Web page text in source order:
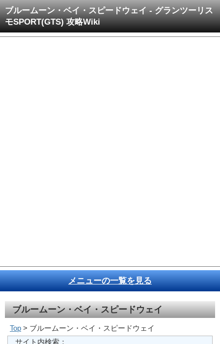
ブルームーン・ベイ・スピードウェイ - グランツーリス
モSPORT(GTS) 攻略Wiki
メニューの一覧を見る
ブルームーン・ベイ・スピードウェイ
Top > ブルームーン・ベイ・スピードウェイ
サイト内検索：